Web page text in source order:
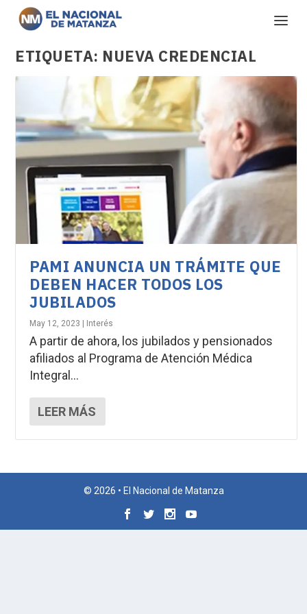
ETIQUETA: NUEVA CREDENCIAL
PAMI ANUNCIA UN TRÁMITE QUE
DEBEN HACER TODOS LOS
JUBILADOS
May 12, 2023 Interés
A partir de ahora, los jubilados y pensionados
afiliados al Programa de Atención Médica
Integral...
LEER MÁS
© 2026 • El Nacional de Matanza